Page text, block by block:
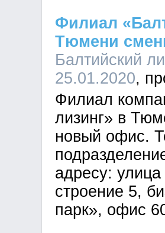
Филиал
Тюмени
Балтийский
25.01.2020
Филиал
лизинг» в
новый офис.
адресу:
строение 5,
парк», офис